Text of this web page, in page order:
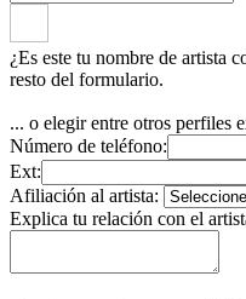
¿Es este tu nombre de artista
resto del formulario.
... o elegir entre otros perfiles
Número de teléfono:
Ext:
Afiliación al artista:
Explica tu relación con el